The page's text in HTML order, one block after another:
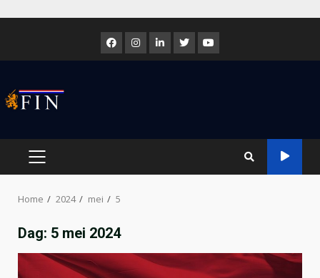
content
FacebookInstagram
LinkedInTwitterYoutube
PRIMARY
Home 2024 mei 5
Dag: 5 mei 2024